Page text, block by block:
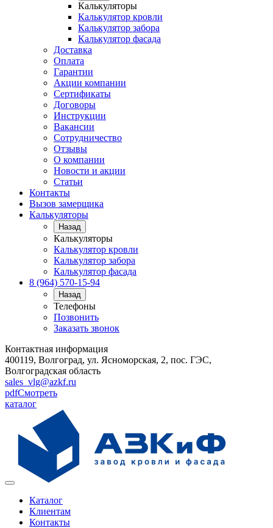
Калькуляторы
Калькулятор кровли
Калькулятор забора
Калькулятор фасада
Доставка
Оплата
Гарантии
Акции компании
Сертификаты
Договоры
Инструкции
Вакансии
Сотрудничество
Отзывы
О компании
Новости и акции
Статьи
Контакты
Вызов замерщика
Калькуляторы
Назад
Калькуляторы
Калькулятор кровли
Калькулятор забора
Калькулятор фасада
8 (964) 570-15-94
Назад
Телефоны
Позвонить
Заказать звонок
Контактная информация
400119, Волгоград, ул. Ясноморская, 2, пос. ГЭС,
Волгоградская область
sales_vlg@azkf.ru
pdfСмотреть
каталог
Каталог
Клиентам
Контакты